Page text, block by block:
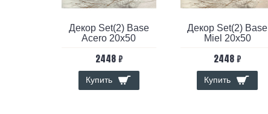
Декор Set(2) Base
Acero 20х50
2448 ₽
Купить
Декор Set(2) Base
Miel 20х50
2448 ₽
Купить